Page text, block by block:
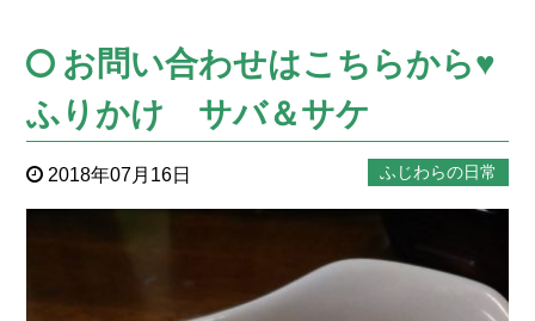
お問い合わせはこちらから♥
ふりかけ サバ＆サケ
2018年07月16日 ふじわらの日常